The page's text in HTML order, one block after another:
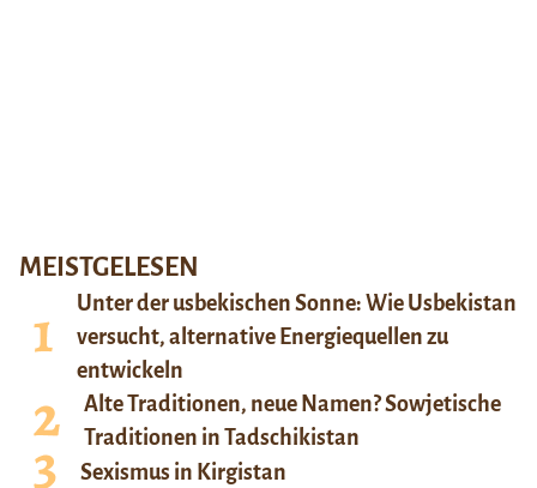
MEISTGELESEN
Unter der usbekischen Sonne: Wie Usbekistan
versucht, alternative Energiequellen zu
entwickeln
Alte Traditionen, neue Namen? Sowjetische
Traditionen in Tadschikistan
Sexismus in Kirgistan